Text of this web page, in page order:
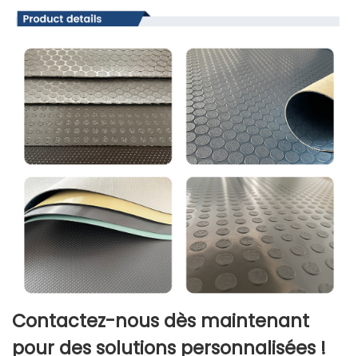
Contactez-nous dès maintenant
pour des solutions personnalisées !